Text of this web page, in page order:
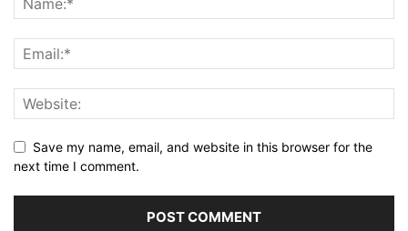
Save my name, email, and website in this browser for the
next time I comment.